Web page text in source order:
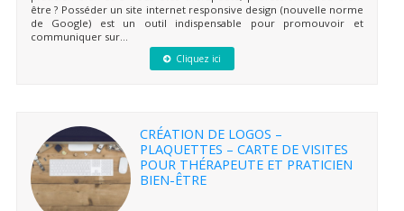
être ? Posséder un site internet responsive design (nouvelle norme
de Google) est un outil indispensable pour promouvoir et
communiquer sur...
Cliquez ici
CRÉATION DE LOGOS –
PLAQUETTES – CARTE DE VISITES
POUR THÉRAPEUTE ET PRATICIEN
BIEN-ÊTRE